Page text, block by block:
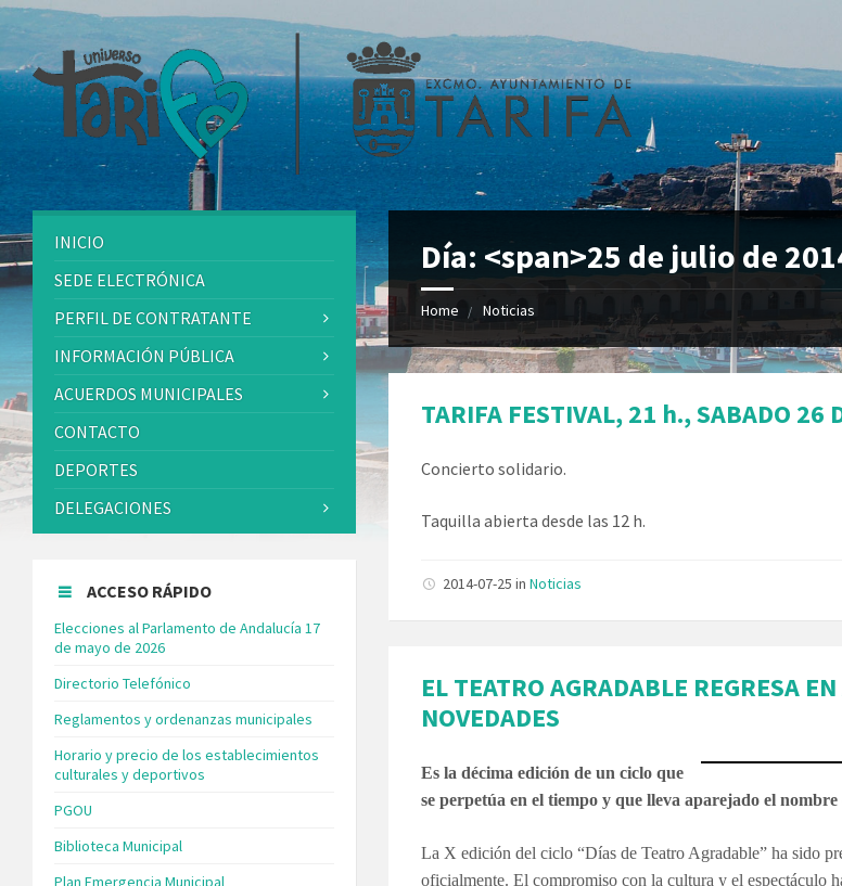
Día: <span>25 de julio de
Home Noticias
TARIFA FESTIVAL, 21 h., SABADO 26
Concierto solidario.
Taquilla abierta desde las 12 h.
2014-07-25inNoticias
EL TEATRO AGRADABLE REGRESA
NOVEDADES
Es la décima edición de un ciclo que
se perpetúa en el tiempo y que lleva aparejado el
La X edición del ciclo “Días de Teatro Agradable” ha sido
oficialmente. El compromiso con la cultura y el espectáculo
INICIO
SEDE ELECTRÓNICA
PERFIL DE CONTRATANTE
INFORMACIÓN PÚBLICA
ACUERDOS MUNICIPALES
CONTACTO
DEPORTES
DELEGACIONES
ACCESO RÁPIDO
Elecciones al Parlamento de Andalucía 17
de mayo de 2026
Directorio Telefónico
Reglamentos y ordenanzas municipales
Horario y precio de los establecimientos
culturales y deportivos
PGOU
Biblioteca Municipal
Plan Emergencia Municipal